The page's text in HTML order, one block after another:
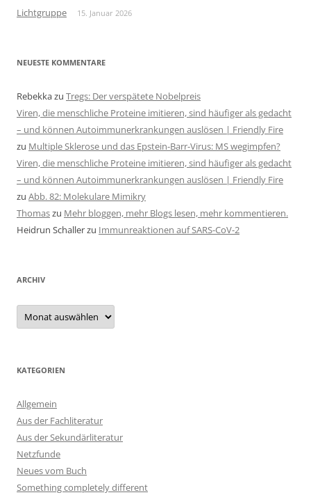
Lichtgruppe 15. Januar 2026
NEUESTE KOMMENTARE
Rebekkazu Tregs: Der verspätete Nobelpreis
Viren, die menschliche Proteine imitieren, sind häufiger als gedacht
– und können Autoimmunerkrankungen auslösen | Friendly Fire
zu Multiple Sklerose und das Epstein-Barr-Virus: MS wegimpfen?
Viren, die menschliche Proteine imitieren, sind häufiger als gedacht
– und können Autoimmunerkrankungen auslösen | Friendly Fire
zu Abb. 82: Molekulare Mimikry
Thomaszu Mehr bloggen, mehr Blogs lesen, mehr kommentieren.
Heidrun Schallerzu Immunreaktionen auf SARS-CoV-2
ARCHIV
Archiv
KATEGORIEN
Allgemein
Aus der Fachliteratur
Aus der Sekundärliteratur
Netzfunde
Neues vom Buch
Something completely different